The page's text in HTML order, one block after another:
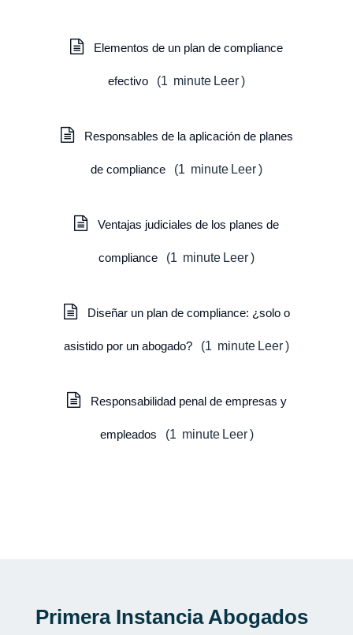
Elementos de un plan de compliance
efectivo (1 minute Leer)
Responsables de la aplicación de planes
de compliance (1 minute Leer)
Ventajas judiciales de los planes de
compliance (1 minute Leer)
Diseñar un plan de compliance: ¿solo o
asistido por un abogado? (1 minute Leer)
Responsabilidad penal de empresas y
empleados (1 minute Leer )
Primera Instancia Abogados